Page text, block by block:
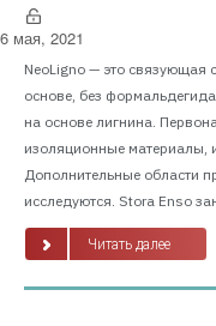
6 мая, 2021
NeoLigno — это связующая
основе, без
на основе лигнина.
изоляционные материалы,
Дополнительные области
исследуются. Stora Enso
Читать далее